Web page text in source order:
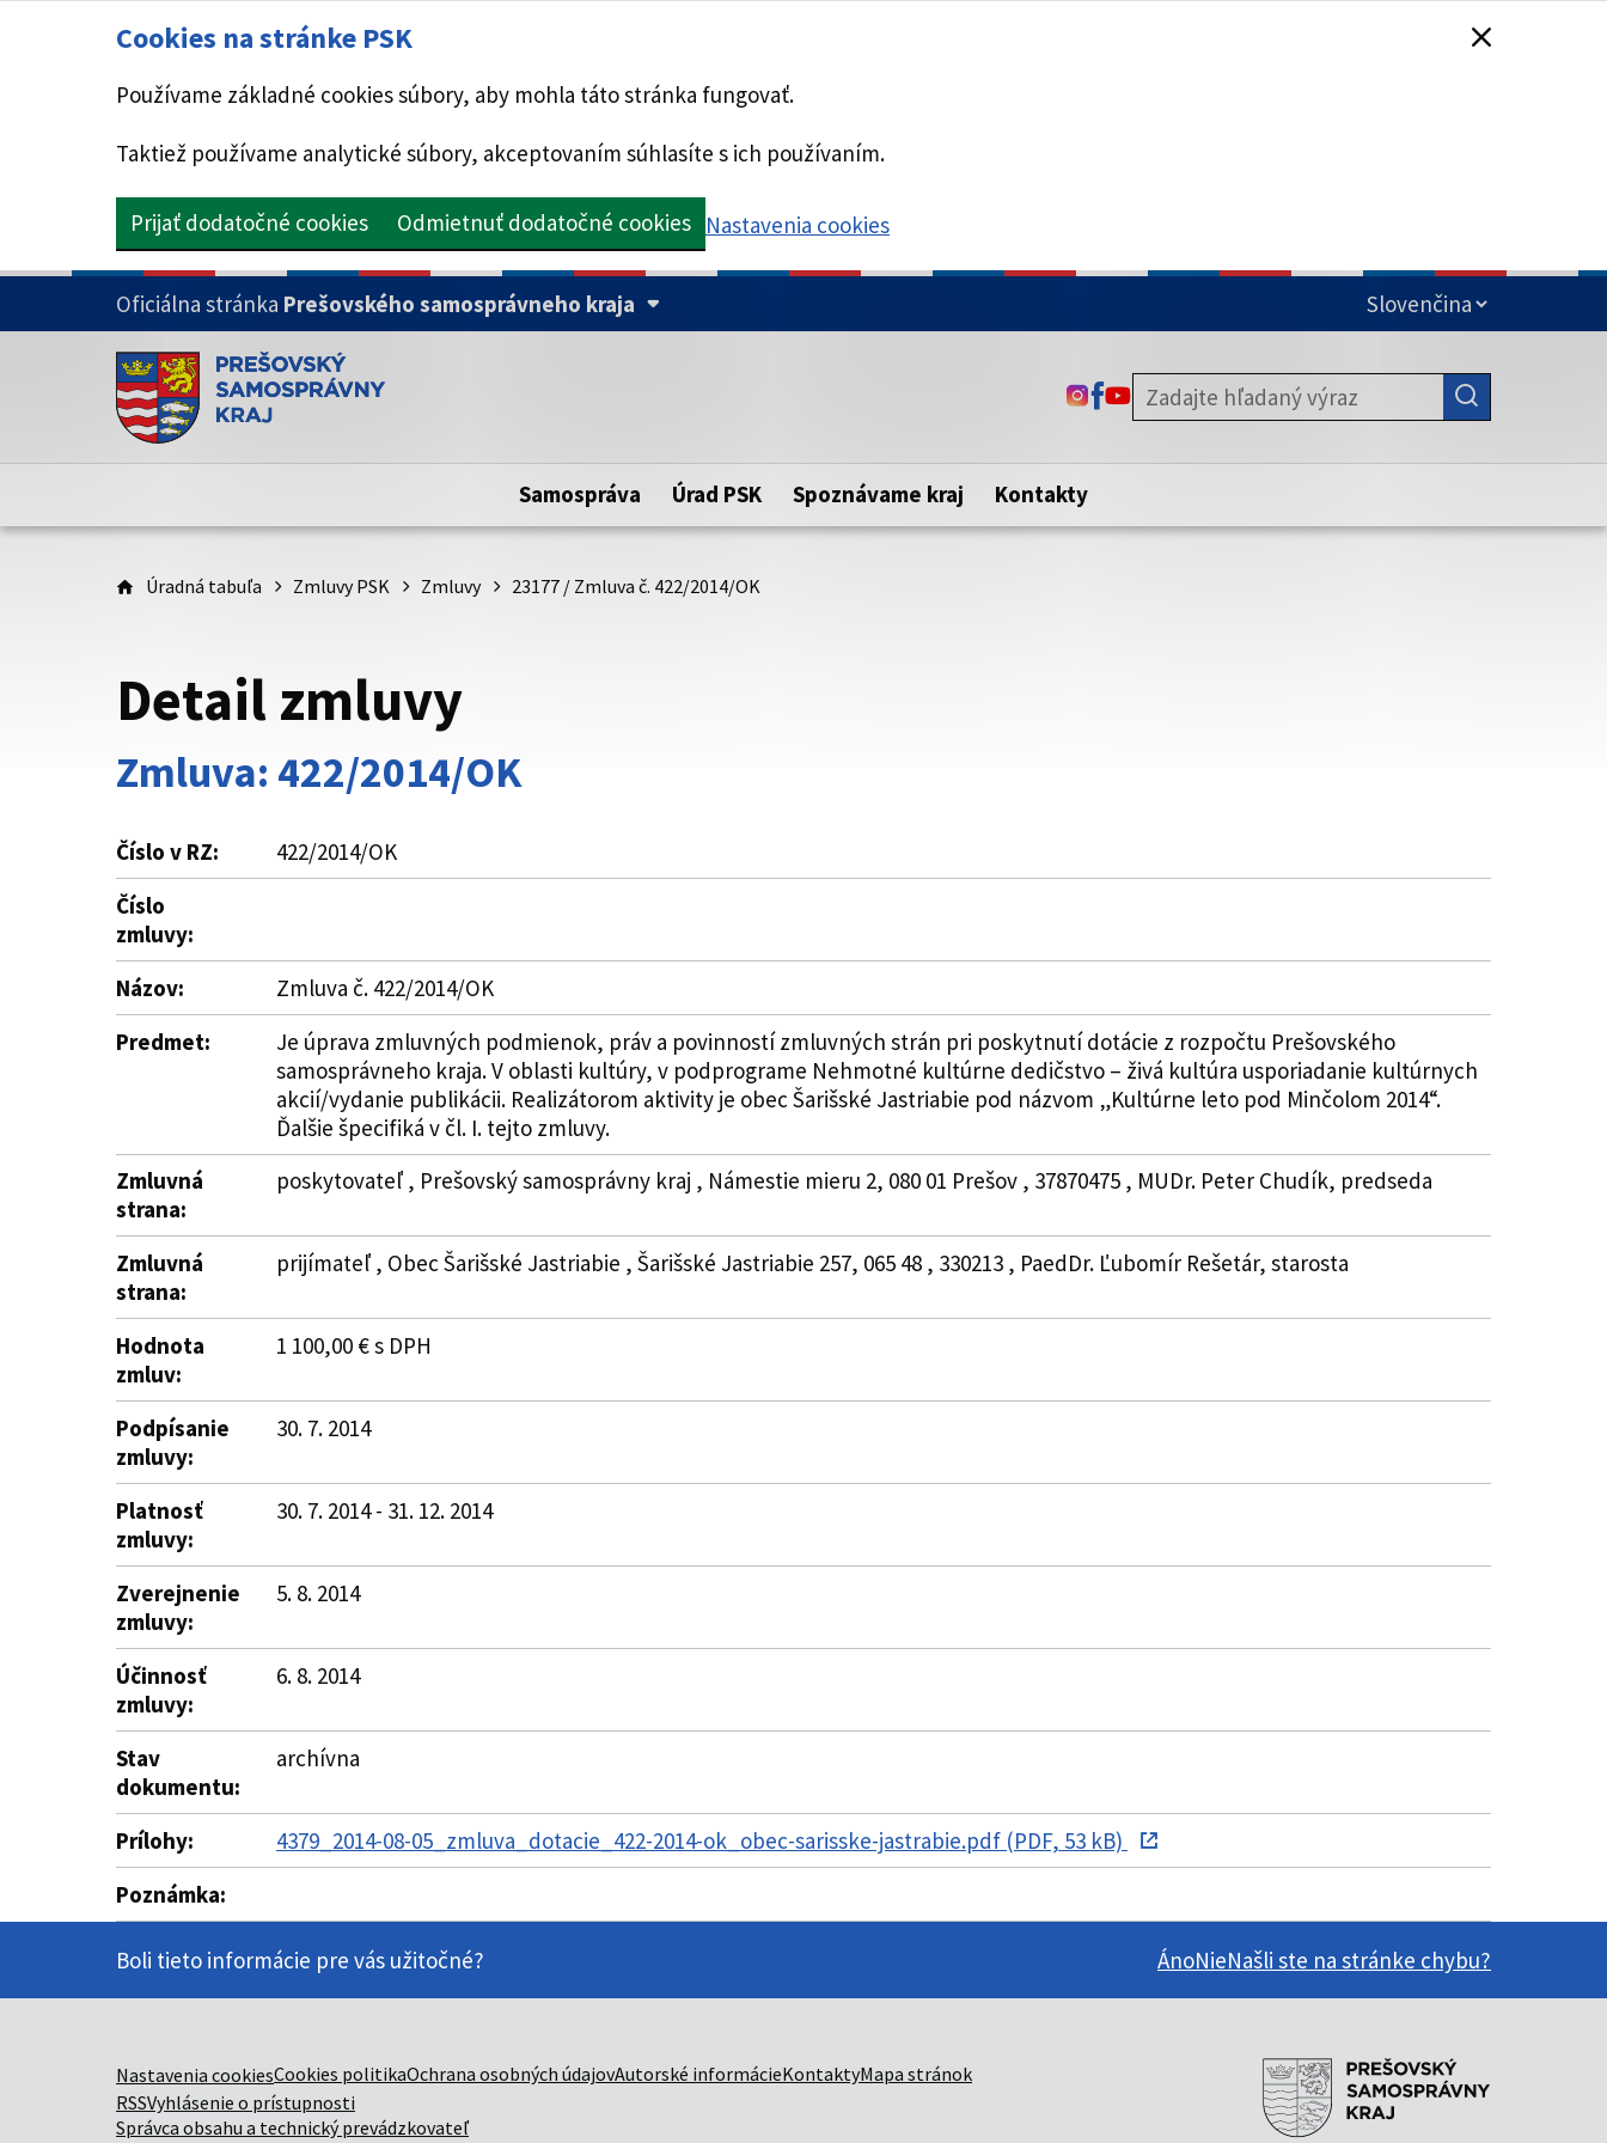
Cookies na stránke PSK
Používame základné cookies súbory, aby mohla táto stránka fungovať.
Taktiež používame analytické súbory, akceptovaním súhlasíte s ich používaním.
Prijať dodatočné cookies Odmietnuť dodatočné cookies Nastavenia cookies
PRESKOČIŤ NA HLAVNÝ OBSAH
Oficiálna stránka Prešovského samosprávneho kraja
Doména psk.sk je oficiálna
Toto je oficiálna webová stránka Prešovského samosprávneho kraja.
Táto stránka je zabezpečená
zabezpečenú webovú stránku. Zabezpečená stránka vždy začína
https:// pred názvom domény webového sídla.
ODKAZ SA OTVORÍ NA NOVEJ KARTE
ODKAZ SA OTVORÍ NA NOVEJ KARTE
ODKAZ SA OTVORÍ NA NOVEJ KARTE
Samospráva Úrad PSK Spoznávame kraj Kontakty
Úradná tabuľa Zmluvy PSK Zmluvy 23177 / Zmluva č. 422/2014/OK
Detail zmluvy
Zmluva: 422/2014/OK
Číslo v RZ:
422/2014/OK
Číslo
zmluvy:
Názov:
Zmluva č. 422/2014/OK
Predmet:
Je úprava zmluvných podmienok, práv a povinností zmluvných strán pri poskytnutí dotácie z rozpočtu Prešovského
samosprávneho kraja. V oblasti kultúry, v podprograme Nehmotné kultúrne dedičstvo – živá kultúra usporiadanie kultúrnych
akcií/vydanie publikácii. Realizátorom aktivity je obec Šarišské Jastriabie pod názvom „Kultúrne leto pod Minčolom 2014“.
Ďalšie špecifiká v čl. I. tejto zmluvy.
Zmluvná
strana:
poskytovateľ , Prešovský samosprávny kraj , Námestie mieru 2, 080 01 Prešov , 37870475 , MUDr. Peter Chudík, predseda
Zmluvná
strana:
prijímateľ , Obec Šarišské Jastriabie , Šarišské Jastriabie 257, 065 48 , 330213 , PaedDr. Ľubomír Rešetár, starosta
Hodnota
zmluv:
1 100,00 € s DPH
Podpísanie
zmluvy:
30. 7. 2014
Platnosť
zmluvy:
30. 7. 2014 - 31. 12. 2014
Zverejnenie
zmluvy:
5. 8. 2014
Účinnosť
zmluvy:
6. 8. 2014
Stav
dokumentu:
archívna
Prílohy:
4379_2014-08-05_zmluva_dotacie_422-2014-ok_obec-sarisske-jastrabie.pdf (PDF, 53 kB)
Poznámka:
Boli tieto informácie pre vás užitočné? ÁnoNieNašli ste na stránke chybu?
Nastavenia cookiesCookies politikaOchrana osobných údajovAutorské informácieKontaktyMapa stránok
RSSVyhlásenie o prístupnosti
Správca obsahu a technický prevádzkovateľ